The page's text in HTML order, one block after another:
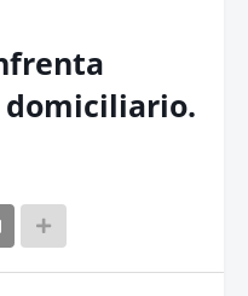
domiciliario.